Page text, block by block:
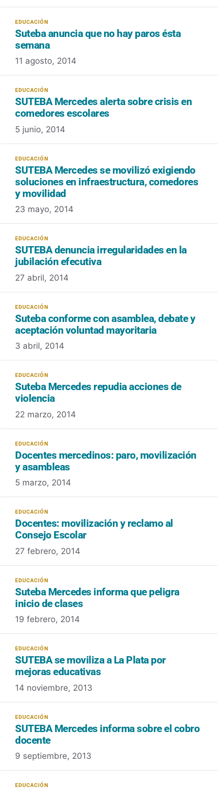
Suteba anuncia que no hay paros ésta
semana
11 agosto, 2014
SUTEBA Mercedes alerta sobre crisis en
comedores escolares
5 junio, 2014
SUTEBA Mercedes se movilizó exigiendo
soluciones en infraestructura, comedores
y movilidad
23 mayo, 2014
SUTEBA denuncia irregularidades en la
jubilación efecutiva
27 abril, 2014
Suteba conforme con asamblea, debate y
aceptación voluntad mayoritaria
3 abril, 2014
Suteba Mercedes repudia acciones de
violencia
22 marzo, 2014
Docentes mercedinos: paro, movilización
y asambleas
5 marzo, 2014
Docentes: movilización y reclamo al
Consejo Escolar
27 febrero, 2014
Suteba Mercedes informa que peligra
inicio de clases
19 febrero, 2014
SUTEBA se moviliza a La Plata por
mejoras educativas
14 noviembre, 2013
SUTEBA Mercedes informa sobre el cobro
docente
9 septiembre, 2013